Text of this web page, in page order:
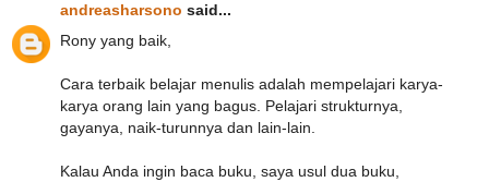
andreasharsono said...
Rony yang baik,
Cara terbaik belajar menulis adalah mempelajari karya-
karya orang lain yang bagus. Pelajari strukturnya,
gayanya, naik-turunnya dan lain-lain.
Kalau Anda ingin baca buku, saya usul dua buku,